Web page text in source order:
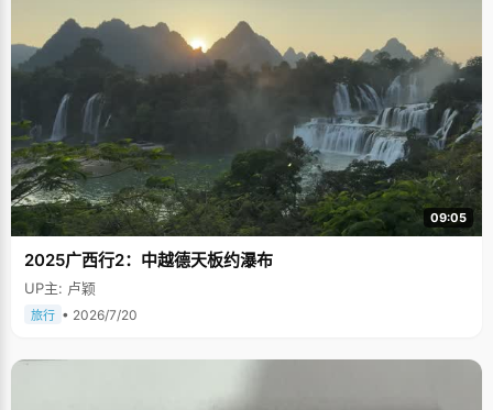
09:05
2025广西行2：中越德天板约瀑布
UP主: 卢颖
旅行 • 2026/7/20